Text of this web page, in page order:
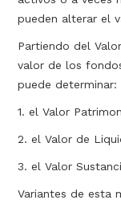
pueden alterar el
Partiendo del
valor de los
puede determinar:
1. el Valor
2. el Valor de
3. el Valor
Variantes de esta